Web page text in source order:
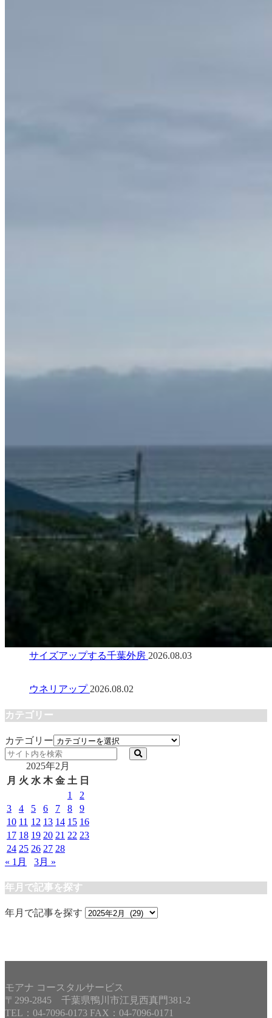
サイズアップする千葉外房 2026.08.03
ウネリアップ 2026.08.02
カテゴリー
カテゴリー
2025年2月
月 火 水 木 金 土 日
1
2
3
4 5 6 7 8
9
10 11 12 13 14 15 16
17 18 19 20 21 22 23
24 25 26 27 28
« 1月
3月 »
年月で記事を探す
年月で記事を探す
モアナ コースタルサービス
〒299-2845 千葉県鴨川市江見西真門381-2
TEL：04-7096-0173 FAX：04-7096-0171